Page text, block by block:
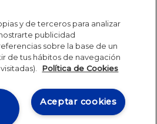
y de terceros para analizar
publicidad
sobre la base de un
de tus hábitos de navegación
Política de Cookies
Aceptar cookies